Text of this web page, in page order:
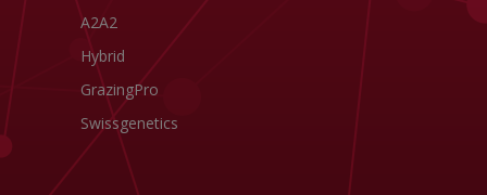
A2A2
Hybrid
GrazingPro
Swissgenetics